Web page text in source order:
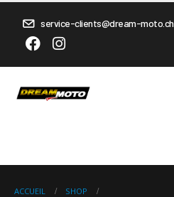
service-clients@dream-moto.ch
ACCUEIL
SHOP